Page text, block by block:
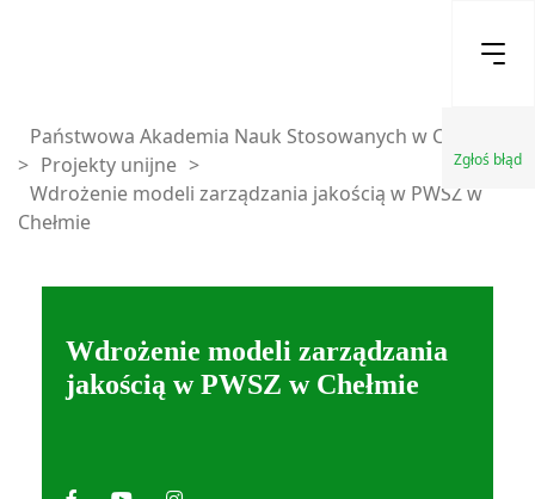
Zgłoś błąd
Państwowa Akademia Nauk Stosowanych w Chełmie
> Projekty unijne >
Wdrożenie modeli zarządzania jakością w PWSZ w
Chełmie
Wdrożenie modeli zarządzania
jakością w PWSZ w Chełmie